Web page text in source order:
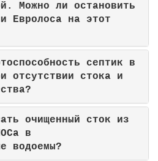
Можно ли остановить
Евролоса на этот
септик в
отсутствии стока и
очищенный сток из
в
водоемы?